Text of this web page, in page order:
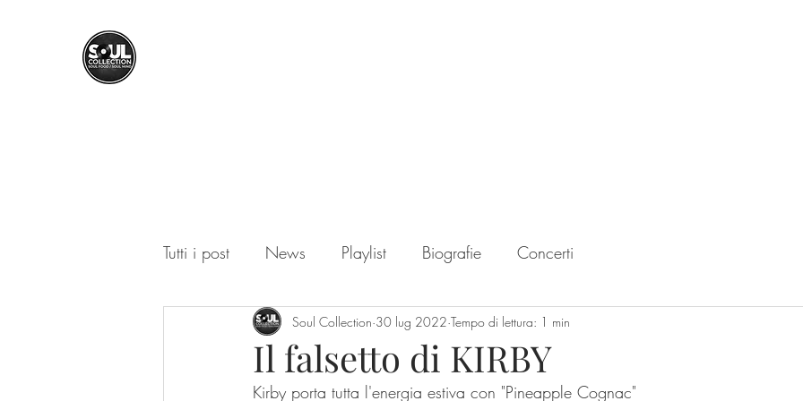
Tutti i post News Playlist Biografie Concerti
Il falsetto di KIRBY
Soul Collection 30 lug 2022 Tempo di lettura: 1 min
Kirby porta tutta l'energia estiva con "Pineapple Cognac"